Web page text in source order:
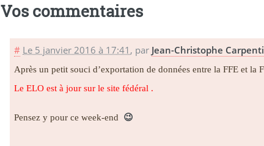
Vos commentaires
# Le 5 janvier 2016 à 17:41 , par Jean-Christophe
Après un petit souci d’exportation de données entre la FFE et la
Le ELO est à jour sur le site fédéral .
Pensez y pour ce week-end 😉